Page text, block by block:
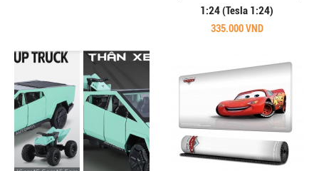
1:24 (Tesla 1:24)
335.000 VND